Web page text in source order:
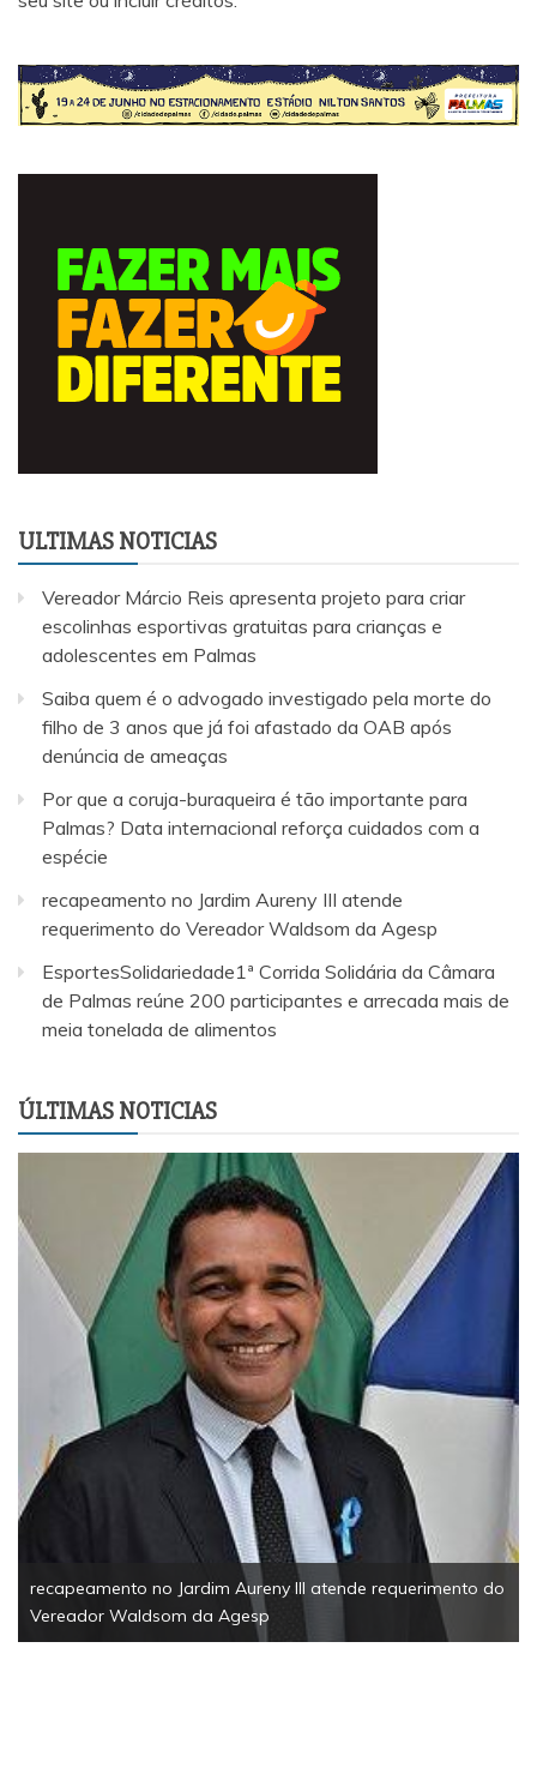
ULTIMAS NOTICIAS
Vereador Márcio Reis apresenta projeto para criar
escolinhas esportivas gratuitas para crianças e
adolescentes em Palmas
Saiba quem é o advogado investigado pela morte do
filho de 3 anos que já foi afastado da OAB após
denúncia de ameaças
Por que a coruja-buraqueira é tão importante para
Palmas? Data internacional reforça cuidados com a
espécie
recapeamento no Jardim Aureny III atende
requerimento do Vereador Waldsom da Agesp
EsportesSolidariedade1ª Corrida Solidária da Câmara
de Palmas reúne 200 participantes e arrecada mais de
meia tonelada de alimentos
ÚLTIMAS NOTICIAS
recapeamento no Jardim Aureny III atende requerimento do
Vereador Waldsom da Agesp